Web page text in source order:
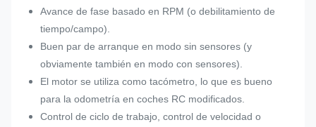
Avance de fase basado en RPM (o debilitamiento de
tiempo/campo).
Buen par de arranque en modo sin sensores (y
obviamente también en modo con sensores).
El motor se utiliza como tacómetro, lo que es bueno
para la odometría en coches RC modificados.
Control de ciclo de trabajo, control de velocidad o